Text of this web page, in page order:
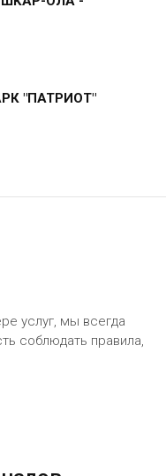
"ПАТРИОТ"
услуг, мы всегда
соблюдать правила,